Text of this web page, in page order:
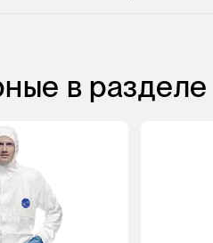
в разделе